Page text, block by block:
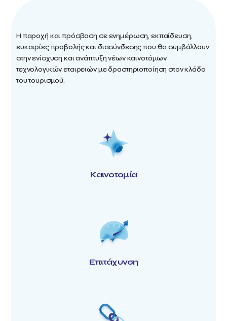
Η παροχή και πρόσβαση σε ενημέρωση, εκπαίδευση,
ευκαιρίες προβολής και διασύνδεσης που θα συμβάλλουν
στην ενίσχυση και ανάπτυξη νέων καινοτόμων
τεχνολογικών εταιρειών με δραστηριοποίηση στον κλάδο
του τουρισμού.
Καινοτομία
Επιτάχυνση